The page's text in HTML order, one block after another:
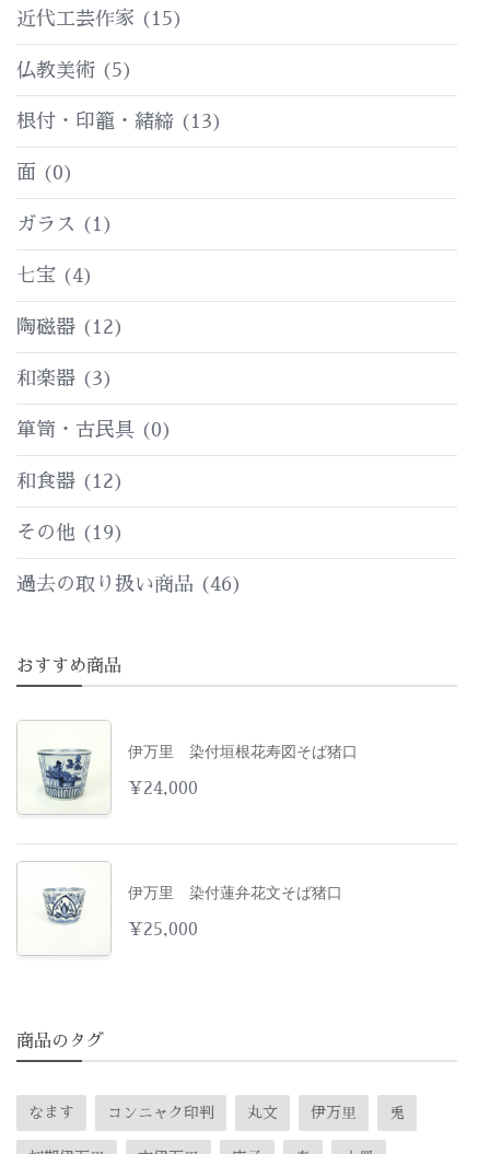
近代工芸作家 (15)
仏教美術 (5)
根付・印籠・緒締 (13)
面 (0)
ガラス (1)
七宝 (4)
陶磁器 (12)
和楽器 (3)
箪笥・古民具 (0)
和食器 (12)
その他 (19)
過去の取り扱い商品 (46)
おすすめ商品
伊万里 染付垣根花寿図そば猪口
¥ 24,000
伊万里 染付蓮弁花文そば猪口
¥ 25,000
商品のタグ
なます コンニャク印判 丸文 伊万里 兎